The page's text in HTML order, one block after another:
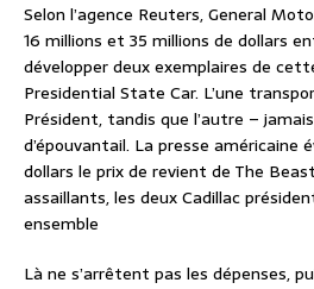
Selon l’agence Reuters, General
16 millions et 35 millions de dollars
développer deux exemplaires de
Presidential State Car. L’une
Président, tandis que l’autre –
d’épouvantail. La presse américaine
dollars le prix de revient de The
assaillants, les deux Cadillac
ensemble
Là ne s’arrêtent pas les dépenses,